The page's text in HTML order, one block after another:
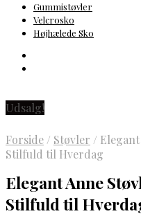
Gummistøvler
Velcrosko
Højhælede Sko
Udsalg!
Forside / Støvler /
Stilfuld til Hverdag
Elegant Anne
Stilfuld til